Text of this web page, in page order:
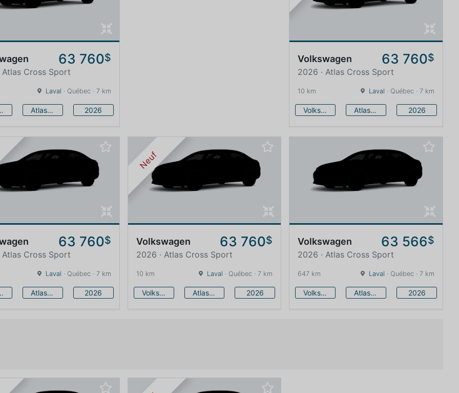
63 760$
Atlas Cross Sport
Laval · Québec · 7 km
Atlas Cross Sport 2026
Volkswagen 63 760$
2026 · Atlas Cross Sport
10 km Laval · Québec · 7 km
Volkswagen Atlas Cross Sport 2026
63 760$
Atlas Cross Sport
Laval · Québec · 7 km
Atlas Cross Sport 2026
Neuf
Volkswagen 63 760$
2026 · Atlas Cross Sport
10 km Laval · Québec · 7 km
Volkswagen Atlas Cross Sport 2026
Volkswagen 63 566$
2026 · Atlas Cross Sport
647 km Laval · Québec · 7 km
Volkswagen Atlas Cross Sport 2026